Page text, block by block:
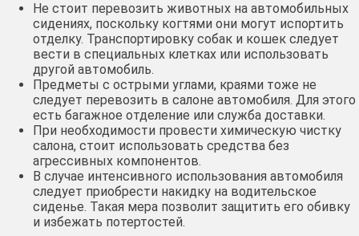
Не стоит перевозить животных на автомобильных
сидениях, поскольку когтями они могут испортить
отделку. Транспортировку собак и кошек следует
вести в специальных клетках или использовать
другой автомобиль.
Предметы с острыми углами, краями тоже не
следует перевозить в салоне автомобиля. Для этого
есть багажное отделение или служба доставки.
При необходимости провести химическую чистку
салона, стоит использовать средства без
агрессивных компонентов.
В случае интенсивного использования автомобиля
следует приобрести накидку на водительское
сиденье. Такая мера позволит защитить его обивку
и избежать потертостей.